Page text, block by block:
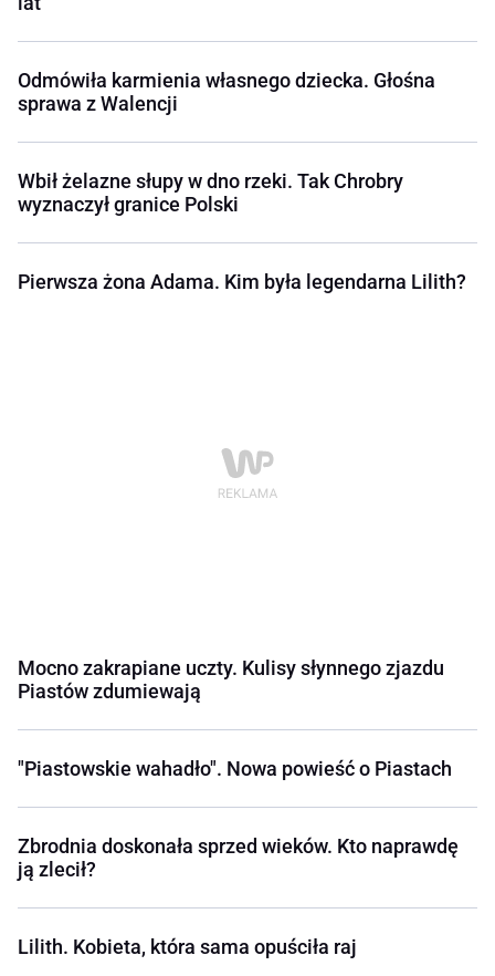
Odmówiła karmienia własnego dziecka. Głośna
sprawa z Walencji
Wbił żelazne słupy w dno rzeki. Tak Chrobry
wyznaczył granice Polski
Pierwsza żona Adama. Kim była legendarna Lilith?
Mocno zakrapiane uczty. Kulisy słynnego zjazdu
Piastów zdumiewają
"Piastowskie wahadło". Nowa powieść o Piastach
Zbrodnia doskonała sprzed wieków. Kto naprawdę
ją zlecił?
Lilith. Kobieta, która sama opuściła raj